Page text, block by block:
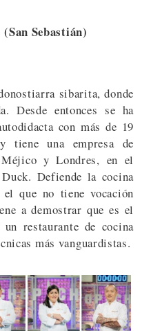
Sebastián)
sibarita, donde
Desde entonces se ha
con más de 19
tiene una empresa de
y Londres, en el
Defiende la cocina
que no tiene vocación
a demostrar que es el
restaurante de cocina
más vanguardistas.